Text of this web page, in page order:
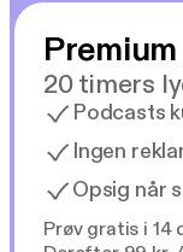
Premium
20 timers
Podcasts
Ingen
Opsig når
Prøv gratis i 14